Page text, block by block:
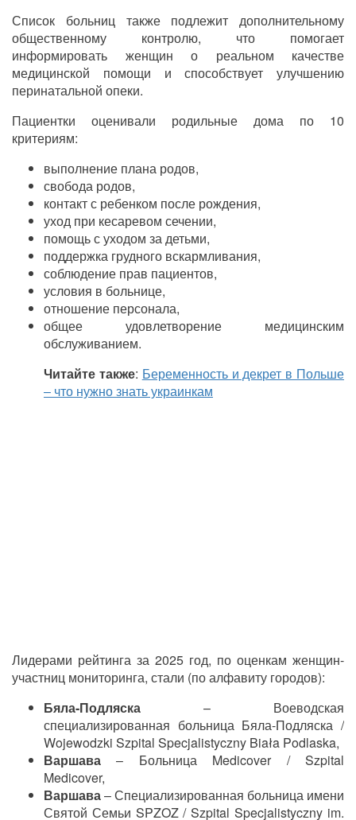
Список больниц также подлежит дополнительному
общественному контролю, что помогает
информировать женщин о реальном качестве
медицинской помощи и способствует улучшению
перинатальной опеки.
Пациентки оценивали родильные дома по 10
критериям:
выполнение плана родов,
свобода родов,
контакт с ребенком после рождения,
уход при кесаревом сечении,
помощь с уходом за детьми,
поддержка грудного вскармливания,
соблюдение прав пациентов,
условия в больнице,
отношение персонала,
общее удовлетворение медицинским
обслуживанием.
Читайте также: Беременность и декрет в Польше
– что нужно знать украинкам
Лидерами рейтинга за 2025 год, по оценкам женщин-
участниц мониторинга, стали (по алфавиту городов):
Бяла-Подляска – Воеводская
специализированная больница Бяла-Подляска /
Wojewodzki Szpital Specjalistyczny Biała Podlaska,
Варшава – Больница Medicover / Szpital
Medicover,
Варшава– Специализированная больница имени
Святой Семьи SPZOZ / Szpital Specjalistyczny im.